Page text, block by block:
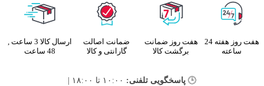
هفت روز هفته 24
ساعته
هفت روز ضمانت
برگشت کالا
ضمانت اصالت
گارانتی و کالا
ارسال کالا 3 ساعت ,
48 ساعت
🕒 پاسخگویی تلفنی: